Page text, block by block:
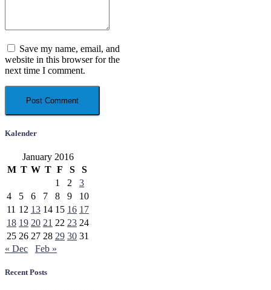
Save my name, email, and
website in this browser for the
next time I comment.
Kalender
January 2016
M T W T F S
S
1
2
3
4
5 6 7 8 9
10
11 12 13 14 15 16 17
18 19 20 21 22 23 24
25 26 27 28 29 30 31
« Dec
Feb »
Recent Posts